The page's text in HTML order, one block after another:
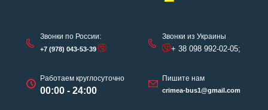
Звонки по России:
+7 (978) 043-53-39
Работаем круглосуточно
00:00 - 24:00
Звонки из Украины
+ 38 098 992-02-05;
Пишите нам
crimea-bus1@gmail.com